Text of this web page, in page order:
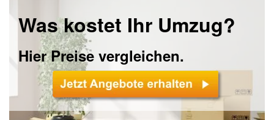
Was kostet Ihr Umzug?
Hier Preise vergleichen.